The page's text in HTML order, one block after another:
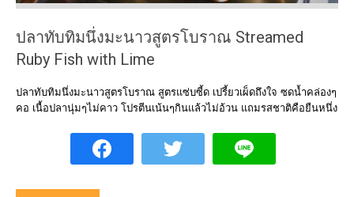
ปลาทับทิมนึ่งมะนาวสูตรโบราณ Streamed
Ruby Fish with Lime
ปลาทับทิมนึ่งมะนาวสูตรโบราณ สูตรแซ่บซี้ด เปรี้ยวเผ็ดถึงใจ ซดน้ำคล่องๆ
คอ เนื้อปลานุ่มๆไม่คาว โปรตีนเน้นๆกินแล้วไม่อ้วน แถมรสชาติคือยืนหนึ่ง